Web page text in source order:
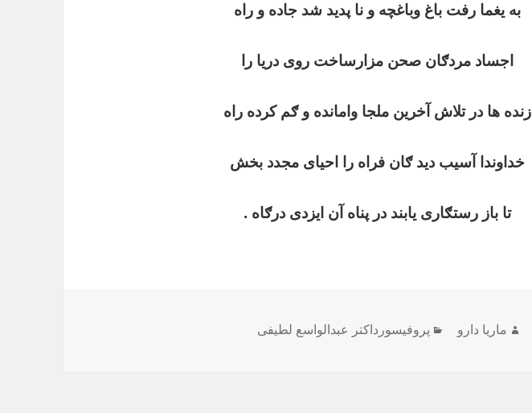
به یغما رفت باغ وباغچه و نا پدید شد جاده و راه
اجساد مردګان صحن مزارساخت روی دریا را
زنده ها در تلاش آخرین ملجا وامانده و ګم کرده راه
خداوندا آسیب دید ګان فراه را احیای مجدد بخش
تا باز رستګاری یابند در پناه آن ایزدی درګاه .
نویسنده
ماریا دارو دسته‌ها
پروفیسورداکتر عبدالواسع لطیفی